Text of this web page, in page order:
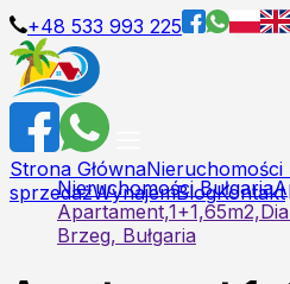
+48 533 993 225
Strona GłównaNieruchomości
sprzedażWynajemBlogKontakt
Nieruchomości Bułgaria
Brzeg, Bułgaria